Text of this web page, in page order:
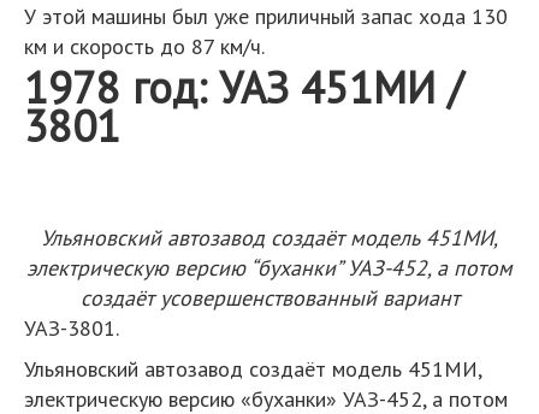
У этой машины был уже приличный запас хода 130
км и скорость до 87 км/ч.
1978 год: УАЗ 451МИ /
3801
Ульяновский автозавод создаёт модель 451МИ,
электрическую версию “буханки” УАЗ-452, а потом
создаёт усовершенствованный вариант
УАЗ-3801.
Ульяновский автозавод создаёт модель 451МИ,
электрическую версию «буханки» УАЗ-452, а потом